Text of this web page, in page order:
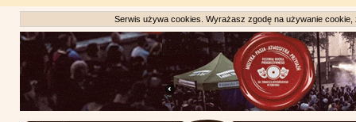
Serwis używa cookies. Wyrażasz zgodę na używanie